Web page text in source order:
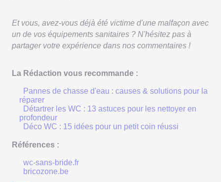
Et vous, avez-vous déjà été victime d'une malfaçon avec
un de vos équipements sanitaires ? N'hésitez pas à
partager votre expérience dans nos commentaires !
La Rédaction vous recommande :
Pannes de chasse d'eau : causes & solutions pour la
réparer
Détartrer les WC : 13 astuces pour les nettoyer en
profondeur
Déco WC : 15 idées pour un petit coin réussi
Références :
wc-sans-bride.fr
bricozone.be